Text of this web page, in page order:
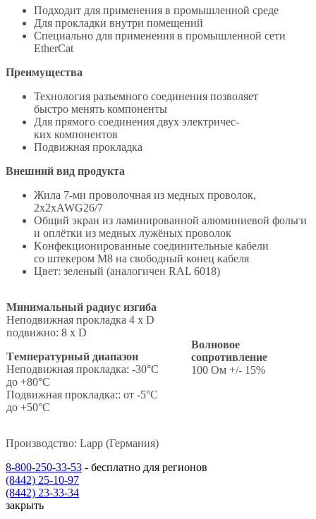
Подходит для применения в промышленной среде
Для прокладки внутри помещений
Специально для применения в промышленной сети
EtherCat
Преимущества
Технология разъемного соединения позволяет
быстро менять компоненты
Для прямого соединения двух электричес-
ких компонентов
Подвижная прокладка
Внешний вид продукта
Жила 7-ми проволочная из медных проволок,
2x2xAWG26/7
Общий экран из ламинированной алюминиевой фольги
и оплётки из медных лужёных проволок
Kонфекционированные соединительные кабели
со штекером M8 на свободный конец кабеля
Цвет: зеленый (аналогичен RAL 6018)
Минимальный радиус изгиба
Неподвижная прокладка 4 x D
подвижно: 8 x D
Tемпературный диапазон
Неподвижная прокладка: -30°C
до +80°C
Подвижная прокладка:: от -5°C
до +50°C
Волновое
сопротивление
100 Ом +/- 15%
Производство: Lapp (Германия)
8-800-250-33-53 - бесплатно для регионов
(8442) 25-10-97
(8442) 23-33-34
закрыть